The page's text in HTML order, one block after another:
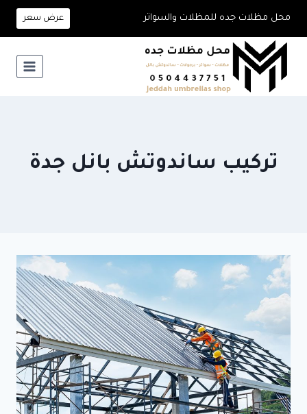
المحتوى
محل مظلات جده للمظلات والسواتر عرض سعر
تركيب ساندوتش بانل جدة